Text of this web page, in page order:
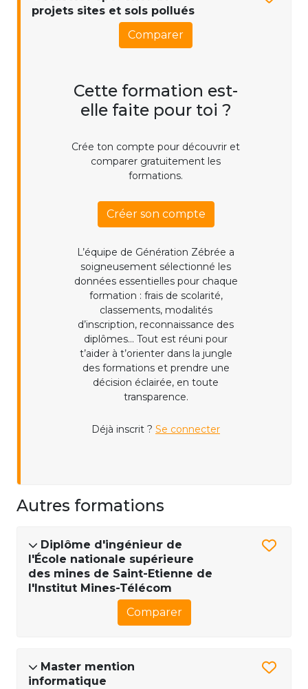
projets sites et sols pollués
Comparer
Cette formation est-
elle faite pour toi ?
Crée ton compte pour découvrir et
comparer gratuitement les
formations.
Créer son compte
L’équipe de Génération Zébrée a
soigneusement sélectionné les
données essentielles pour chaque
formation : frais de scolarité,
classements, modalités
d’inscription, reconnaissance des
diplômes... Tout est réuni pour
t’aider à t’orienter dans la jungle
des formations et prendre une
décision éclairée, en toute
transparence.
Déjà inscrit ? Se connecter
Autres formations
Diplôme d'ingénieur de
l'École nationale supérieure
des mines de Saint-Etienne de
l'Institut Mines-Télécom
Comparer
Master mention
informatique